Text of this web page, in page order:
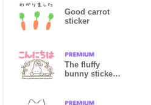
Good carrot
sticker
The fluffy
bunny sticker